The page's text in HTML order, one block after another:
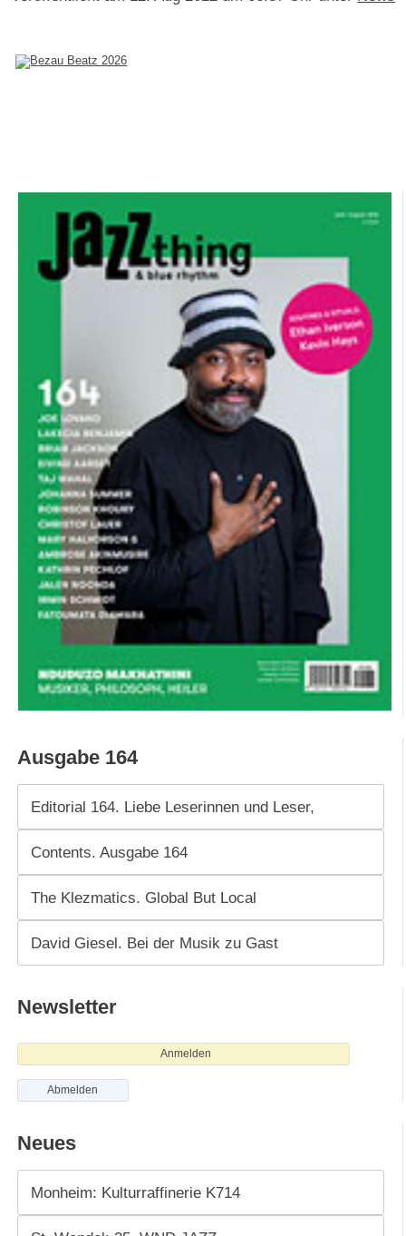
Ausgabe 164
Editorial 164. Liebe Leserinnen und Leser,
Contents. Ausgabe 164
The Klezmatics. Global But Local
David Giesel. Bei der Musik zu Gast
Newsletter
Anmelden
Abmelden
Neues
Monheim: Kulturraffinerie K714